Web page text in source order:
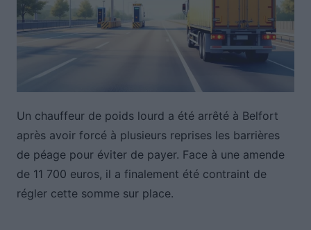
Un chauffeur de poids lourd a été arrêté à Belfort
après avoir forcé à plusieurs reprises les barrières
de péage pour éviter de payer. Face à une amende
de 11 700 euros, il a finalement été contraint de
régler cette somme sur place.